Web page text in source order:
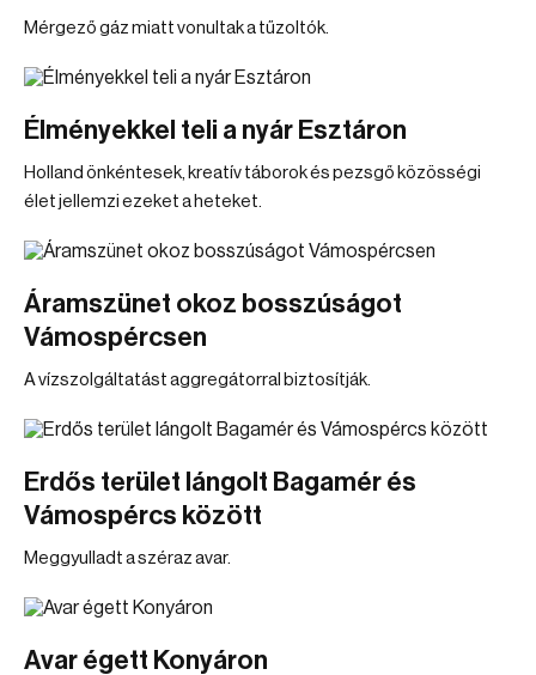
Mérgező gáz miatt vonultak a tűzoltók.
Élményekkel teli a nyár Esztáron
Holland önkéntesek, kreatív táborok és pezsgő közösségi
élet jellemzi ezeket a heteket.
Áramszünet okoz bosszúságot
Vámospércsen
A vízszolgáltatást aggregátorral biztosítják.
Erdős terület lángolt Bagamér és
Vámospércs között
Meggyulladt a széraz avar.
Avar égett Konyáron